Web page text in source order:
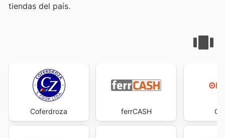
tiendas del país.
Coferdroza ferrCASH